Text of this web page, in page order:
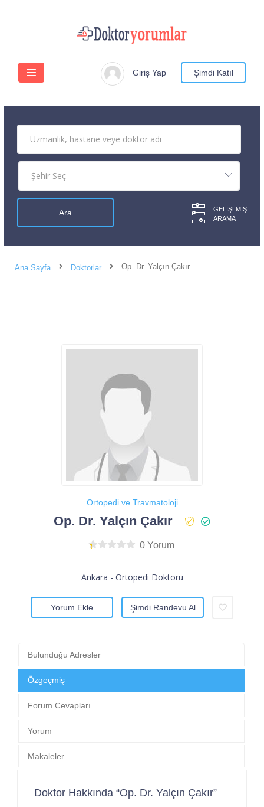
Giriş Yap Şimdi Katıl
GELIŞLMIŞ
ARAMA
Ana Sayfa Doktorlar Op. Dr. Yalçın Çakır
Ortopedi ve Travmatoloji
Op. Dr. Yalçın Çakır
0 Yorum
Ankara - Ortopedi Doktoru
Yorum Ekle Şimdi Randevu Al
Bulunduğu Adresler
Özgeçmiş
Forum Cevapları
Yorum
Makaleler
Doktor Hakkında “Op. Dr. Yalçın Çakır”